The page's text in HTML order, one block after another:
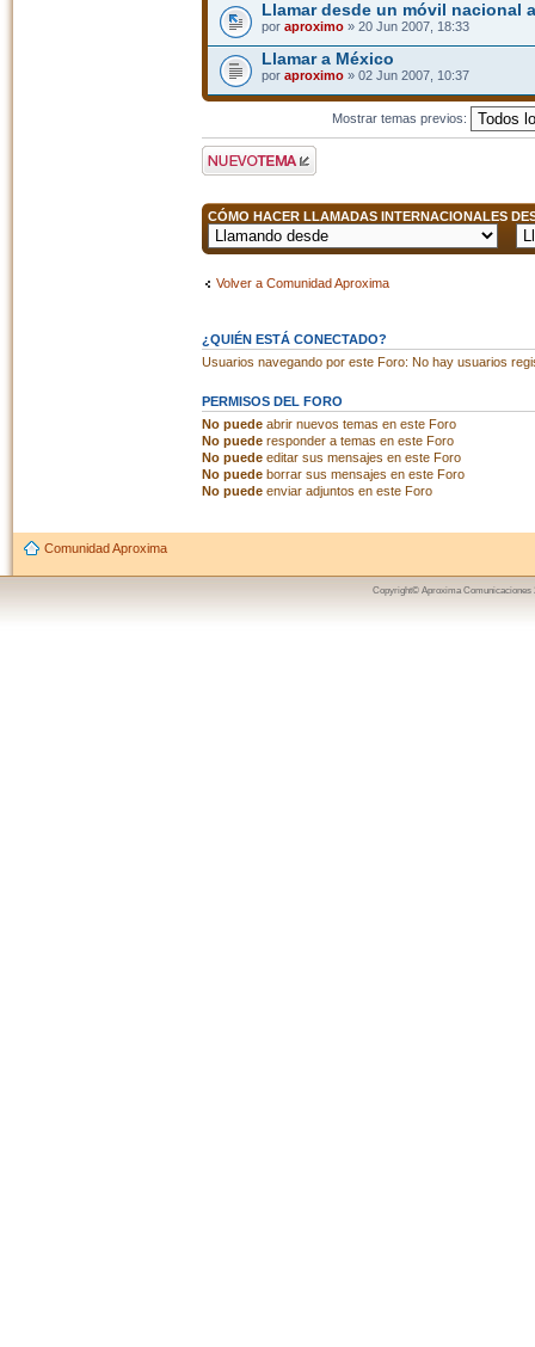
Llamar desde un móvil nacional
por aproximo» 20 Jun 2007, 18:33
Llamar a México
por aproximo» 02 Jun 2007, 10:37
Mostrar temas previos:
Publicar un nuevo
tema
CÓMO HACER LLAMADAS INTERNACIONALES
Volver a Comunidad Aproxima
¿QUIÉN ESTÁ CONECTADO?
Usuarios navegando por este Foro: No hay usuarios
PERMISOS DEL FORO
No puedeabrir nuevos temas en este Foro
No puederesponder a temas en este Foro
No puedeeditar sus mensajes en este Foro
No puedeborrar sus mensajes en este Foro
No puedeenviar adjuntos en este Foro
Comunidad Aproxima
Copyright© Aproxima Comunicaciones